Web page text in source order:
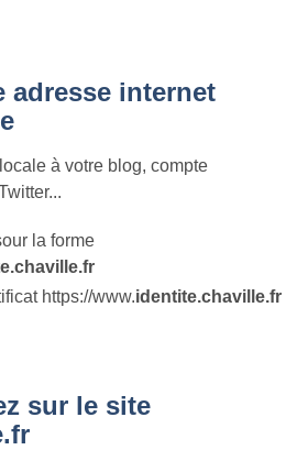
adresse internet
à votre blog, compte
la forme
https://www.identite.chaville.fr
sur le site